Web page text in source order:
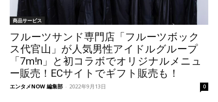
商品サービス
フルーツサンド専門店「フルーツボック
ス代官山」が人気男性アイドルグループ
「7m!n」と初コラボでオリジナルメニュ
ー販売！ECサイトでギフト販売も！
エンタメNOW 編集部 - 2022年9月13日 0